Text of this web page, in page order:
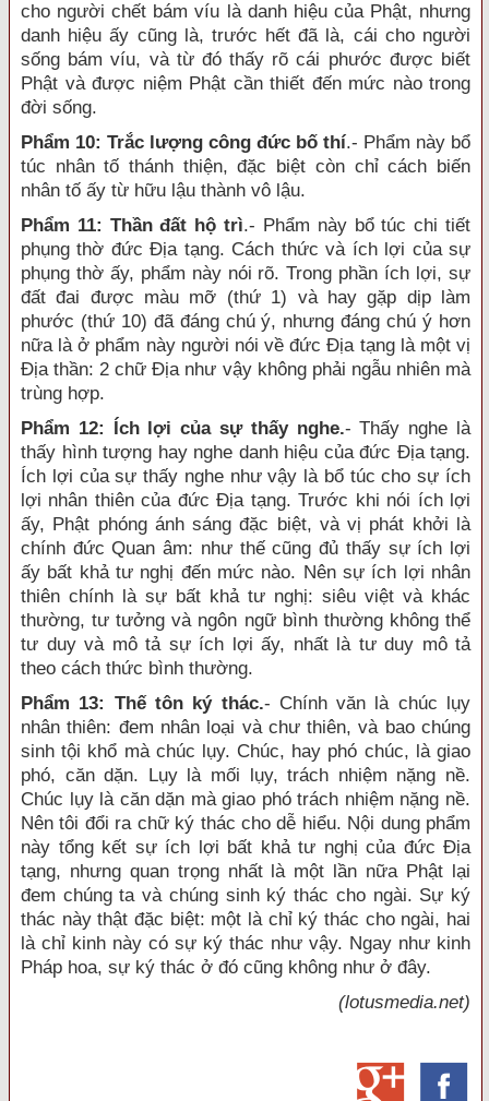
cho người chết bám víu là danh hiệu của Phật, nhưng
danh hiệu ấy cũng là, trước hết đã là, cái cho người
sống bám víu, và từ đó thấy rõ cái phước được biết
Phật và được niệm Phật cần thiết đến mức nào trong
đời sống.
Phẩm 10: Trắc lượng công đức bố thí.- Phẩm này bổ
túc nhân tố thánh thiện, đặc biệt còn chỉ cách biến
nhân tố ấy từ hữu lậu thành vô lậu.
Phẩm 11: Thần đất hộ trì.- Phẩm này bổ túc chi tiết
phụng thờ đức Địa tạng. Cách thức và ích lợi của sự
phụng thờ ấy, phẩm này nói rõ. Trong phần ích lợi, sự
đất đai được màu mỡ (thứ 1) và hay gặp dịp làm
phước (thứ 10) đã đáng chú ý, nhưng đáng chú ý hơn
nữa là ở phẩm này người nói về đức Địa tạng là một vị
Địa thần: 2 chữ Địa như vậy không phải ngẫu nhiên mà
trùng hợp.
Phẩm 12: Ích lợi của sự thấy nghe.- Thấy nghe là
thấy hình tượng hay nghe danh hiệu của đức Địa tạng.
Ích lợi của sự thấy nghe như vậy là bổ túc cho sự ích
lợi nhân thiên của đức Địa tạng. Trước khi nói ích lợi
ấy, Phật phóng ánh sáng đặc biệt, và vị phát khởi là
chính đức Quan âm: như thế cũng đủ thấy sự ích lợi
ấy bất khả tư nghị đến mức nào. Nên sự ích lợi nhân
thiên chính là sự bất khả tư nghị: siêu việt và khác
thường, tư tưởng và ngôn ngữ bình thường không thể
tư duy và mô tả sự ích lợi ấy, nhất là tư duy mô tả
theo cách thức bình thường.
Phẩm 13: Thế tôn ký thác.- Chính văn là chúc lụy
nhân thiên: đem nhân loại và chư thiên, và bao chúng
sinh tội khổ mà chúc lụy. Chúc, hay phó chúc, là giao
phó, căn dặn. Lụy là mối lụy, trách nhiệm nặng nề.
Chúc lụy là căn dặn mà giao phó trách nhiệm nặng nề.
Nên tôi đổi ra chữ ký thác cho dễ hiểu. Nội dung phẩm
này tổng kết sự ích lợi bất khả tư nghị của đức Địa
tạng, nhưng quan trọng nhất là một lần nữa Phật lại
đem chúng ta và chúng sinh ký thác cho ngài. Sự ký
thác này thật đặc biệt: một là chỉ ký thác cho ngài, hai
là chỉ kinh này có sự ký thác như vậy. Ngay như kinh
Pháp hoa, sự ký thác ở đó cũng không như ở đây.
(lotusmedia.net)